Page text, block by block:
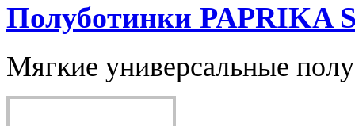
Полуботинки PAPRIKA
Мягкие универсальные